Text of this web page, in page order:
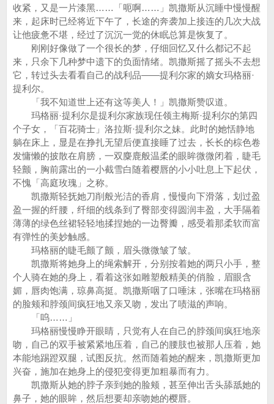
收紧，又是一片漆黑……「呃啊……」凯撒斯从沉睡中慢慢醒
来，起床时已经将近下午了，长途的奔袭加上接连的几次大战
让他疲惫不堪，经过了沉沉一觉的休眠总算是恢复了。
刚刚好像做了一个很长的梦，仔细回忆又什么都记不起
来，只余下几种梦中遗下的负面情绪。凯撒斯摇了摇头不去想
它，转过头去看看自己的战利品——提利尔家的嫡女玛格丽·
提利尔。
「我不知道世上还有这等美人！」凯撒斯赞叹道。
玛格丽·提利尔是提利尔家族现任领主梅斯·提利尔的第四
个子女，「百花骑士」洛拉斯·提利尔之妹。此时的她恬静地
躺在床上，显是在挣扎无望后便直接睡了过去，长长的棕色卷
发慵懒的披散在肩膀，一双麋鹿般温柔的眼眸微微闭着，睫毛
轻颤，胸前露出的一小截雪白随着樱唇的小小吐息上下起伏，
不愧「高庭玫瑰」之称。
凯撒斯轻抚她刀削般光洁的香肩，慢慢向下滑落，划过盈
盈一握的纤腰，纤细的线条到了臀部变得圆润丰盈，大手隔着
薄薄的绿色丝裙轻轻地揉捏她的一边臀瓣，感受着那柔软而富
有弹性的美妙触感。
玛格丽的睫毛颤了颤，眉头微微皱了皱。
凯撒斯将她身上的绳索解开，分别按着她的两只小手，整
个人骑在她的身上，看着这张如雕塑般精美的俏脸，眉眼含
媚，唇肉饱满，琼鼻高挺。凯撒斯咽了口唾沫，张嘴在玛格丽
的脸颊和脖颈间疯狂地又亲又吻，发出了啧滋的声响。
「呜……」
玛格丽慢慢睁开眼睛，只觉有人在自己的脖颈间疯狂地亲
吻，自己的双手被紧紧地压着，自己的腰肢也被那人压着，她
本能地踢蹬双腿，试图反抗。然而随着她的醒来，凯撒斯更加
兴奋，施加在她身上的侵犯变得更加粗暴而有力。
凯撒斯从她的脖子亲到她的脸颊，甚至伸出舌头舔舐她的
鼻子，她的眼眸，然后想要却亲吻她的樱唇。